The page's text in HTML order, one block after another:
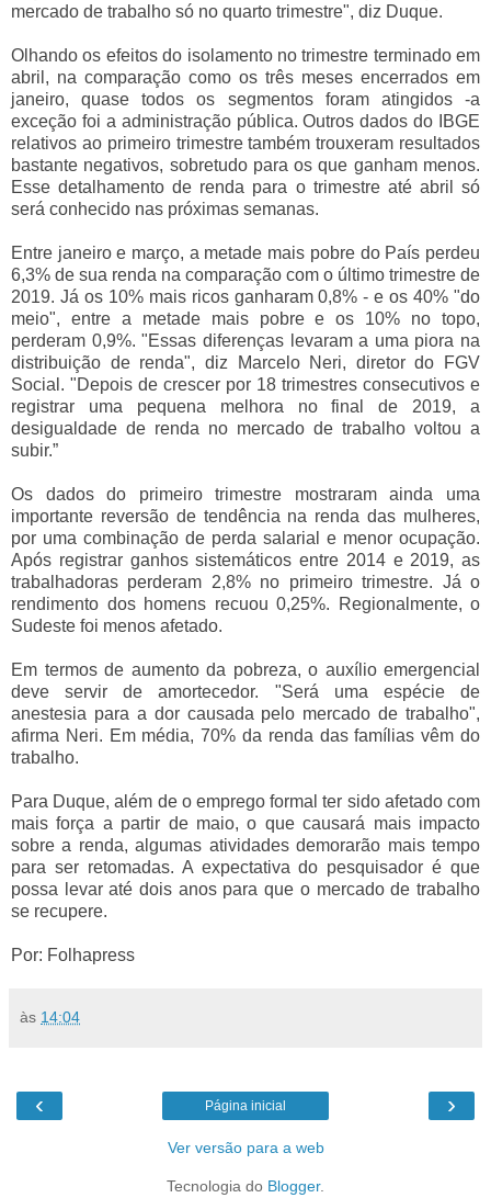
mercado de trabalho só no quarto trimestre", diz Duque.
Olhando os efeitos do isolamento no trimestre terminado em
abril, na comparação como os três meses encerrados em
janeiro, quase todos os segmentos foram atingidos -a
exceção foi a administração pública. Outros dados do IBGE
relativos ao primeiro trimestre também trouxeram resultados
bastante negativos, sobretudo para os que ganham menos.
Esse detalhamento de renda para o trimestre até abril só
será conhecido nas próximas semanas.
Entre janeiro e março, a metade mais pobre do País perdeu
6,3% de sua renda na comparação com o último trimestre de
2019. Já os 10% mais ricos ganharam 0,8% - e os 40% "do
meio", entre a metade mais pobre e os 10% no topo,
perderam 0,9%. "Essas diferenças levaram a uma piora na
distribuição de renda", diz Marcelo Neri, diretor do FGV
Social. "Depois de crescer por 18 trimestres consecutivos e
registrar uma pequena melhora no final de 2019, a
desigualdade de renda no mercado de trabalho voltou a
subir.”
Os dados do primeiro trimestre mostraram ainda uma
importante reversão de tendência na renda das mulheres,
por uma combinação de perda salarial e menor ocupação.
Após registrar ganhos sistemáticos entre 2014 e 2019, as
trabalhadoras perderam 2,8% no primeiro trimestre. Já o
rendimento dos homens recuou 0,25%. Regionalmente, o
Sudeste foi menos afetado.
Em termos de aumento da pobreza, o auxílio emergencial
deve servir de amortecedor. "Será uma espécie de
anestesia para a dor causada pelo mercado de trabalho",
afirma Neri. Em média, 70% da renda das famílias vêm do
trabalho.
Para Duque, além de o emprego formal ter sido afetado com
mais força a partir de maio, o que causará mais impacto
sobre a renda, algumas atividades demorarão mais tempo
para ser retomadas. A expectativa do pesquisador é que
possa levar até dois anos para que o mercado de trabalho
se recupere.
Por: Folhapress
às 14:04
‹ ›
Página inicial
Ver versão para a web
Tecnologia do Blogger.